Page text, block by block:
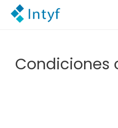
Condiciones